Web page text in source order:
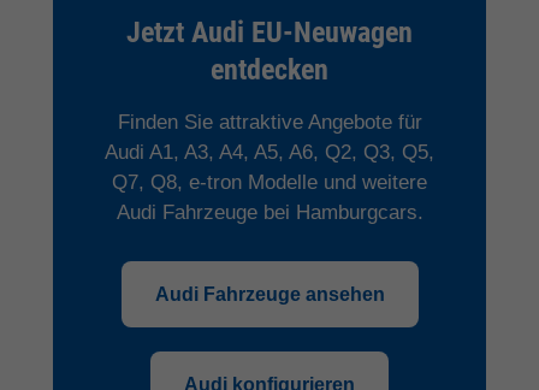
Jetzt Audi EU-Neuwagen
entdecken
Finden Sie attraktive Angebote für
Audi A1, A3, A4, A5, A6, Q2, Q3, Q5,
Q7, Q8, e-tron Modelle und weitere
Audi Fahrzeuge bei Hamburgcars.
Audi Fahrzeuge ansehen
Audi konfigurieren